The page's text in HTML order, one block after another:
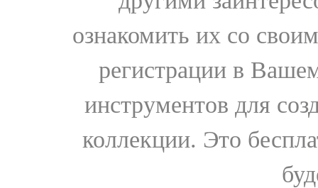
ознакомить их со
регистрации в
инструментов для
коллекции. Это